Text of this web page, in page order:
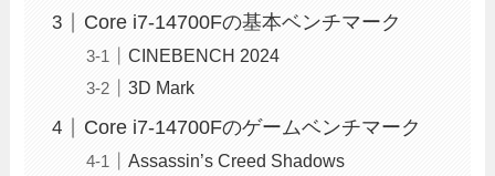
Core i7-14700Fの基本ベンチマーク
CINEBENCH 2024
3D Mark
Core i7-14700Fのゲームベンチマーク
Assassin’s Creed Shadows